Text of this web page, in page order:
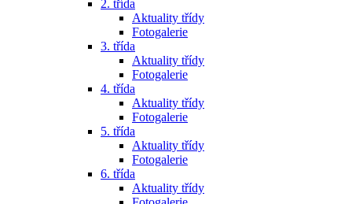
2. třída
Aktuality třídy
Fotogalerie
3. třída
Aktuality třídy
Fotogalerie
4. třída
Aktuality třídy
Fotogalerie
5. třída
Aktuality třídy
Fotogalerie
6. třída
Aktuality třídy